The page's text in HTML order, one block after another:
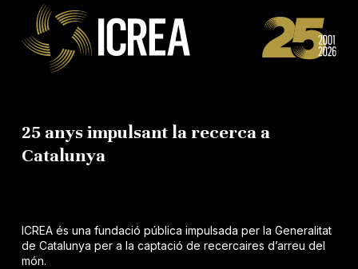
25 anys impulsant la recerca a
Catalunya
ICREA és una fundació pública impulsada per la Generalitat
de Catalunya per a la captació de recercaires d’arreu del
món.